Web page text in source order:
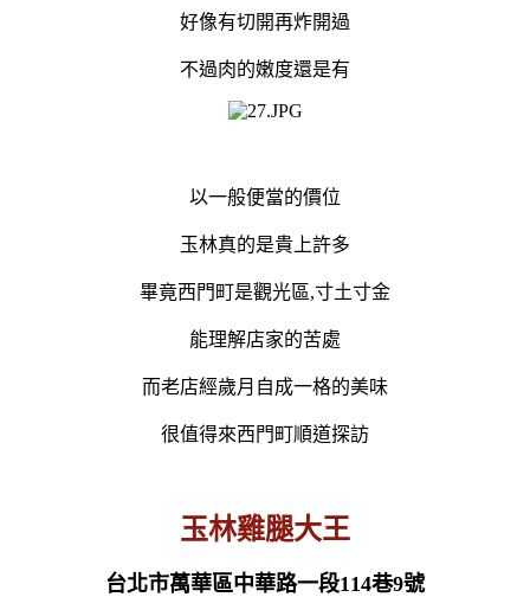
好像有切開再炸開過
不過肉的嫩度還是有
以一般便當的價位
玉林真的是貴上許多
畢竟西門町是觀光區,寸土寸金
能理解店家的苦處
而老店經歲月自成一格的美味
很值得來西門町順道探訪
玉林雞腿大王
台北市萬華區中華路一段114巷9號